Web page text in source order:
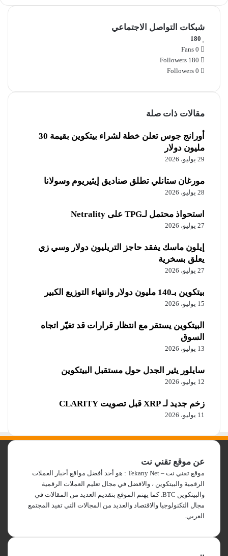
شبكات التواصل الاجتماعي
180
0
Fans
180
Followers
0
Followers
مقالات ذات صلة
أورانج جوس تعلن خطة لشراء بيتكوين بقيمة 30
مليون دولار
29 يوليو، 2026
مورغان ستانلي تطلق صناديق إيثيريوم وسولانا
28 يوليو، 2026
استحواذ محتمل لـTPG على Netrality
27 يوليو، 2026
إيلون ماسك يفقد حاجز التريليون دولار وسي زي
يعلق بسخرية
27 يوليو، 2026
بيتكوين بـ140 مليون دولار وانتهاء التوزيع الكبير
15 يوليو، 2026
البيتكوين يستقر مع انتظار قرارات قد تغيّر اتجاه
السوق
13 يوليو، 2026
سايلور يثير الجدل حول مستقبل البيتكوين
12 يوليو، 2026
زخم جديد لـ XRP قبل تصويت CLARITY
11 يوليو، 2026
عن موقع تقني نت
موقع تقني نت – Tekany Net : هو أحد أفضل مواقع أخبار العملات
الرقمية والبيتكوين ، والافضل في مجال تعليم العملات الرقمية
والبيتكوين BTC. كما يهتم الموقع بتقديم العديد من المقالات في
مجال التكنولوجيا والاقتصاد والعديد من المجالات التي تفيد المجتمع
العربي.